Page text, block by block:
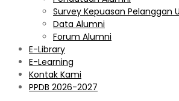
Survey Kepuasan Pelanggan
Data Alumni
Forum Alumni
E-Library
E-Learning
Kontak Kami
PPDB 2026-2027